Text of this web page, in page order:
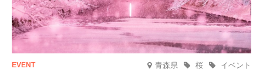
青森県 イベント
桜